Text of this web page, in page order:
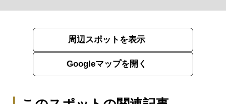
周辺スポットを表示
Googleマップを開く